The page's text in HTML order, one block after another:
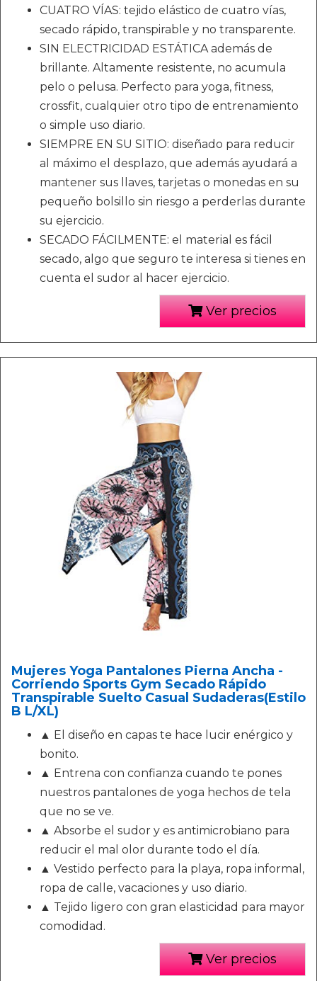
CUATRO VÍAS: tejido elástico de cuatro vías,
secado rápido, transpirable y no transparente.
SIN ELECTRICIDAD ESTÁTICA además de
brillante. Altamente resistente, no acumula
pelo o pelusa. Perfecto para yoga, fitness,
crossfit, cualquier otro tipo de entrenamiento
o simple uso diario.
SIEMPRE EN SU SITIO: diseñado para reducir
al máximo el desplazo, que además ayudará a
mantener sus llaves, tarjetas o monedas en su
pequeño bolsillo sin riesgo a perderlas durante
su ejercicio.
SECADO FÁCILMENTE: el material es fácil
secado, algo que seguro te interesa si tienes en
cuenta el sudor al hacer ejercicio.
Ver precios
Mujeres Yoga Pantalones Pierna Ancha -
Corriendo Sports Gym Secado Rápido
Transpirable Suelto Casual Sudaderas(Estilo
B L/XL)
▲ El diseño en capas te hace lucir enérgico y
bonito.
▲ Entrena con confianza cuando te pones
nuestros pantalones de yoga hechos de tela
que no se ve.
▲ Absorbe el sudor y es antimicrobiano para
reducir el mal olor durante todo el día.
▲ Vestido perfecto para la playa, ropa informal,
ropa de calle, vacaciones y uso diario.
▲ Tejido ligero con gran elasticidad para mayor
comodidad.
Ver precios